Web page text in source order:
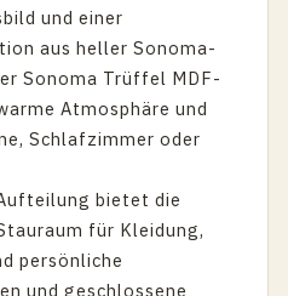
und einer
aus heller Sonoma-
Sonoma Trüffel MDF-
Atmosphäre und
Schlafzimmer oder
bietet die
für Kleidung,
persönliche
und geschlossene